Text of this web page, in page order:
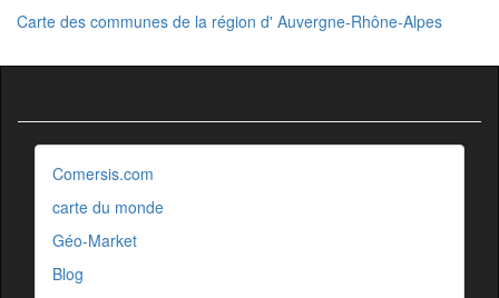
Carte des communes de la région d' Auvergne-Rhône-Alpes
Comersis.com
carte du monde
Géo-Market
Blog